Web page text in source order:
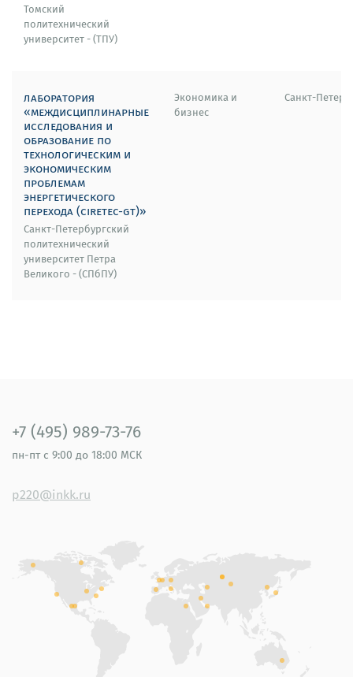
Томский
политехнический
университет - (ТПУ)
лаборатория
«междисциплинарные
исследования и
образование по
технологическим и
экономическим
проблемам
энергетического
перехода (ciretec-gt)»
Санкт-Петербургский
политехнический
университет Петра
Великого - (СПбПУ)
Экономика и
бизнес
Санкт-
+7 (495) 989-73-76
пн-пт с 9:00 до 18:00 МСК
p220@inkk.ru